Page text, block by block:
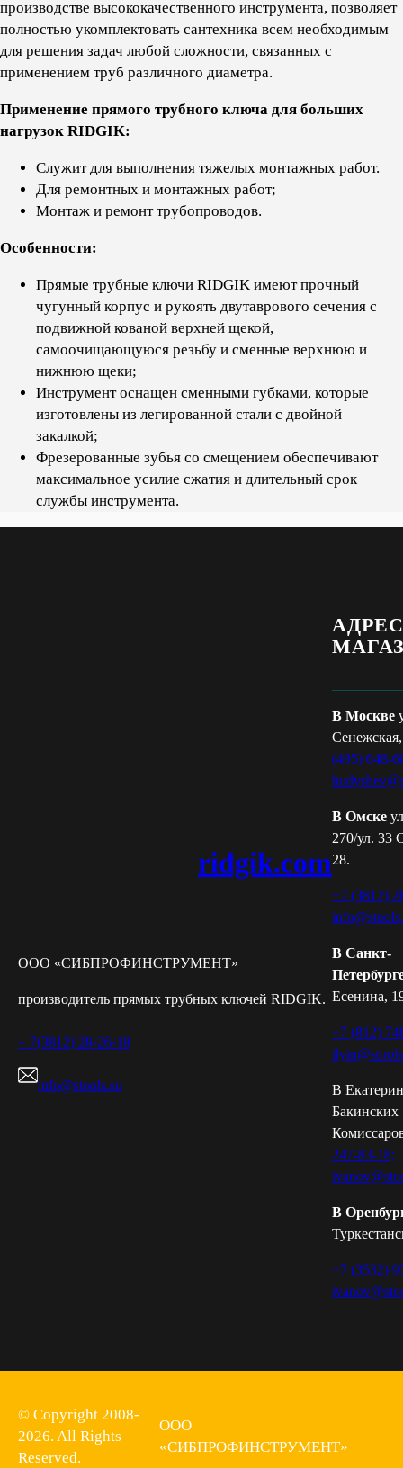
производстве высококачественного инструмента, позволяет
полностью укомплектовать сантехника всем необходимым
для решения задач любой сложности, связанных с
применением труб различного диаметра.
Применение прямого трубного ключа для больших
нагрузок RIDGIK:
Служит для выполнения тяжелых монтажных работ.
Для ремонтных и монтажных работ;
Монтаж и ремонт трубопроводов.
Особенности:
Прямые трубные ключи RIDGIK имеют прочный
чугунный корпус и рукоять двутаврового сечения с
подвижной кованой верхней щекой,
самоочищающуюся резьбу и сменные верхнюю и
нижнюю щеки;
Инструмент оснащен сменными губками, которые
изготовлены из легированной стали с двойной
закалкой;
Фрезерованные зубья со смещением обеспечивают
максимальное усилие сжатия и длительный срок
службы инструмента.
ridgik.com
ООО «СИБПРОФИНСТРУМЕНТ»
производитель прямых трубных ключей RIDGIK.
+ 7(3812) 28-26-18
info@stools.su
В Москве
(495) 648-
В Омске
270/ул. 33
28.
+7 (3812)
В Санкт-
Есенина,
+7 (812)
В
Бакинских
247-83-18;
В
+7 (3532)
© Copyright 2008-
2026. All Rights
Reserved.
ООО
«СИБПРОФИНСТРУМЕНТ»